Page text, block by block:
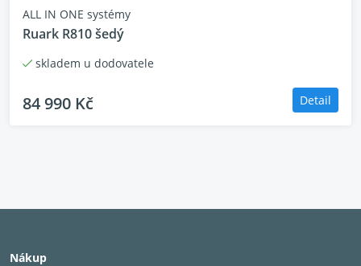
ALL IN ONE systémy
Ruark R810 šedý
skladem u dodovatele
84 990 Kč Detail
Nákup